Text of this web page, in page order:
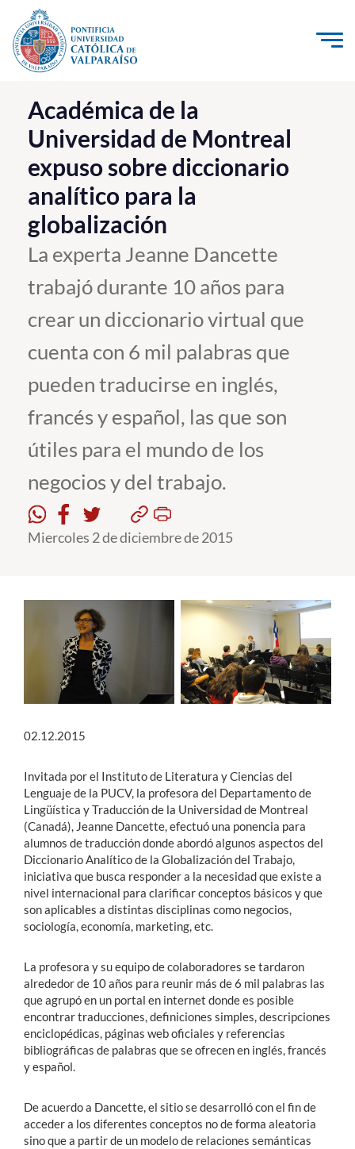
Click acá para ir directamente al contenido
La Universidad
Investigación, Creación e Innovación
PUCV Internacional
Vinculación con el Medio
Admisión
Pregrado
Postgrado
Formación Continua
Estudiantes
Académicos
Funcionarios
Alumni
Académica de la
Universidad de Montreal
expuso sobre diccionario
analítico para la
globalización
La experta Jeanne Dancette
trabajó durante 10 años para
crear un diccionario virtual que
cuenta con 6 mil palabras que
pueden traducirse en inglés,
francés y español, las que son
útiles para el mundo de los
negocios y del trabajo.
Miercoles 2 de diciembre de 2015
02.12.2015
Invitada por el Instituto de Literatura y Ciencias del
Lenguaje de la PUCV, la profesora del Departamento de
Lingüística y Traducción de la Universidad de Montreal
(Canadá), Jeanne Dancette, efectuó una ponencia para
alumnos de traducción donde abordó algunos aspectos del
Diccionario Analítico de la Globalización del Trabajo,
iniciativa que busca responder a la necesidad que existe a
nivel internacional para clarificar conceptos básicos y que
son aplicables a distintas disciplinas como negocios,
sociología, economía, marketing, etc.
La profesora y su equipo de colaboradores se tardaron
alrededor de 10 años para reunir más de 6 mil palabras las
que agrupó en un portal en internet donde es posible
encontrar traducciones, definiciones simples, descripciones
enciclopédicas, páginas web oficiales y referencias
bibliográficas de palabras que se ofrecen en inglés, francés
y español.
De acuerdo a Dancette, el sitio se desarrolló con el fin de
acceder a los diferentes conceptos no de forma aleatoria
sino que a partir de un modelo de relaciones semánticas